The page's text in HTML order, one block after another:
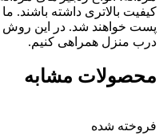
پست خواهند شد. در این روش
درب منزل همراهی کنیم.
محصولات مشابه
فروخته شده